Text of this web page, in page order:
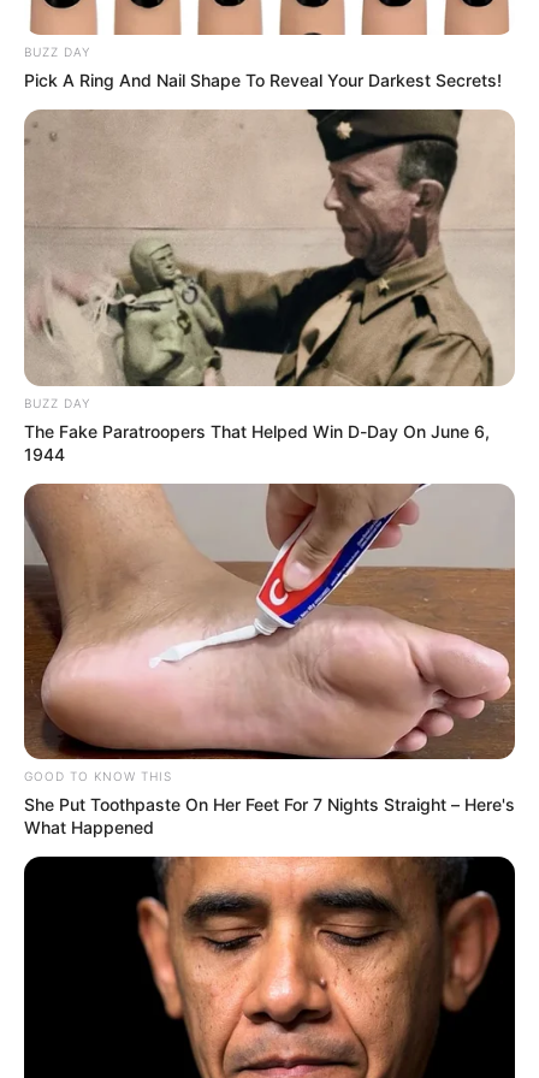
Las autoridades lograron recuperar las tres cadenas de
oro, avaluadas en cerca de $9 millones de pesos.
El hecho se desencadenó cuando dos hombres en
motocicleta abordaron a dos mujeres para robarles las
valiosas prendas de oro.Inmediatamente después del
hurto, mientras intentaban escapar, los asaltantes fueron
impactados por un vehículo.
Uno de ellos falleció en el lugar, y el segundo fue
atendido por sus heridas, quedando bajo custodia
policial en un centro asistencial.
Además de la recuperación total de las joyas, la Policía
Metropolitana y la Secretaría de Seguridad informaron
la incautación de un arma de fuego que portaban
los delincuentes y la retención de la motocicleta
utilizada en el ilícito.
Las autoridades han iniciado una investigación
exhaustiva para determinar si los implicados en este
BUZZ DAY
Pick A Ring And Nail Shape To Reveal Your Darkest Secrets!
BUZZ DAY
The Fake Paratroopers That Helped Win D-Day On June 6,
1944
GOOD TO KNOW THIS
She Put Toothpaste On Her Feet For 7 Nights Straight – Here's
What Happened